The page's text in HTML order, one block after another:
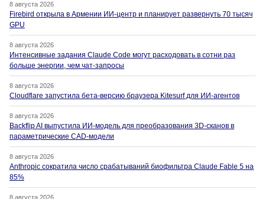
8 августа 2026
Firebird открыла в Армении ИИ-центр и планирует развернуть 70 тысяч
GPU
8 августа 2026
Интенсивные задания Claude Code могут расходовать в сотни раз
больше энергии, чем чат-запросы
8 августа 2026
Cloudflare запустила бета-версию браузера Kitesurf для ИИ-агентов
8 августа 2026
Backflip AI выпустила ИИ-модель для преобразования 3D-сканов в
параметрические CAD-модели
8 августа 2026
Anthropic сократила число срабатываний биофильтра Claude Fable 5 на
85%
8 августа 2026